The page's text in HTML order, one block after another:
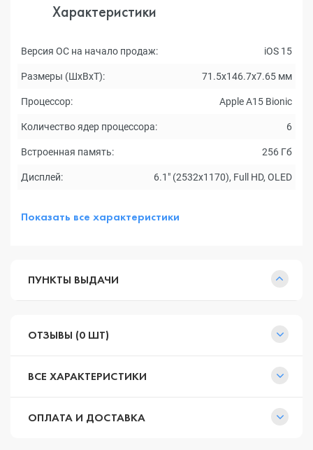
Характеристики
Версия ОС на начало продаж: iOS 15
Размеры (ШxВxТ): 71.5x146.7x7.65 мм
Процессор: Apple A15 Bionic
Количество ядер процессора: 6
Встроенная память: 256 Гб
Дисплей: 6.1" (2532x1170), Full HD, OLED
Показать все характеристики
ПУНКТЫ ВЫДАЧИ
ОТЗЫВЫ (0 ШТ)
ВСЕ ХАРАКТЕРИСТИКИ
ОПЛАТА И ДОСТАВКА